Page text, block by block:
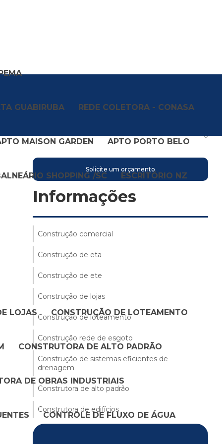
GUABIRUBA REDE COLETORA - CONASA
MAISON GARDEN APTO PORTO BELO
SHOPPING /SC ESCRITÓRIO NZ
LOJAS CONSTRUÇÃO DE LOTEAMENTO
CONSTRUTORA DE ALTO PADRÃO
DE OBRAS INDUSTRIAIS
CONTROLE DE FLUXO DE ÁGUA
Solicite um orçamento
Informações
Construção comercial
Construção de eta
Construção de ete
Construção de lojas
Construção de loteamento
Construção rede de esgoto
Construção de sistemas eficientes de
drenagem
Construtora de alto padrão
Construtora de edifícios